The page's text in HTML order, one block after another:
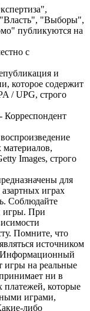
"Выборы",
публикуются на
с
и
которое содержит
/ UPG, строго
Корреспондент
Images, строго
для
играх
Соблюдайте
игры. При
Помните, что
источником
Информационный
игры на реальные
ни в
платежей, которые
играми,
либо